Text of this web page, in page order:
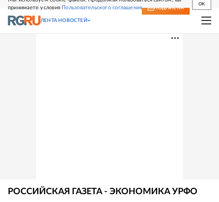
принимаете условия Пользовательского соглашения
OK
СВЕЖИЙ НОМЕР ПОДПИСКА
ЛЕНТА НОВОСТЕЙ
РОССИЙСКАЯ ГАЗЕТА - ЭКОНОМИКА УРФО